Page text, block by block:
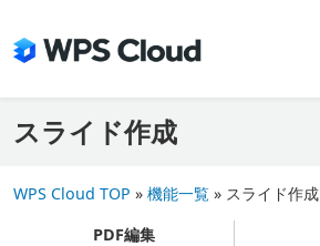
to
the
content
スライド作成
WPS Cloud TOP » 機能一覧 » スライド作成
PDF編集